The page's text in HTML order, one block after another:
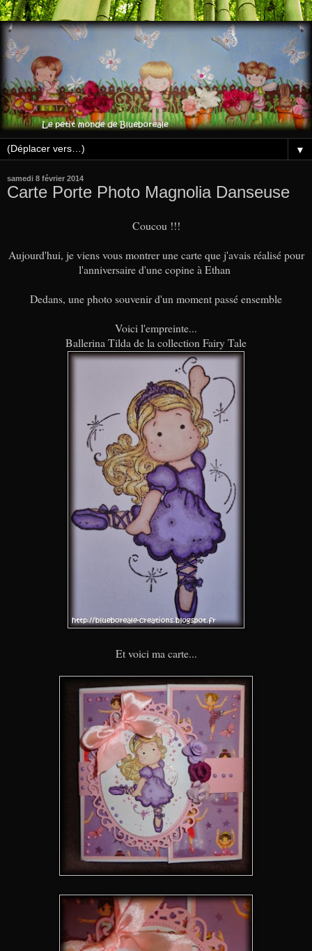
▼
samedi 8 février 2014
Carte Porte Photo Magnolia Danseuse
Coucou !!!
Aujourd'hui, je viens vous montrer une carte que j'avais réalisé pour
l'anniversaire d'une copine à Ethan
Dedans, une photo souvenir d'un moment passé ensemble
Voici l'empreinte...
Ballerina Tilda de la collection Fairy Tale
Et voici ma carte...